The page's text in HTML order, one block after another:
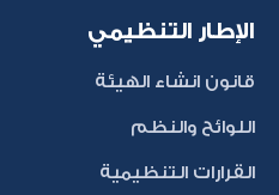
الإطار التنظيمي
قانون انشاء الهيئة
اللوائح والنظم
القرارات التنظيمية